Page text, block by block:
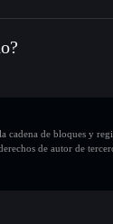
sin custodia
cadena de bloques y
de autor de